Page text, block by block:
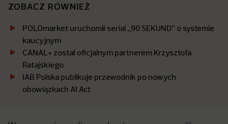
ZOBACZ RÓWNIEŻ
POLOmarket uruchomił serial „90 SEKUND” o systemie
kaucyjnym
CANAL+ został oficjalnym partnerem Krzysztofa
Ratajskiego
IAB Polska publikuje przewodnik po nowych
obowiązkach AI Act